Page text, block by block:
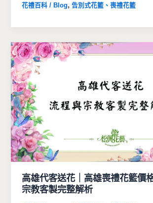
花禮百科 / Blog,告別式花籃、喪禮花籃
高雄代客送花｜高雄喪禮花籃價
宗教客製完整解析